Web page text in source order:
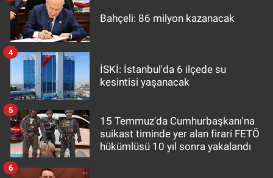
Bahçeli: 86 milyon kazanacak
İSKİ: İstanbul'da 6 ilçede su
kesintisi yaşanacak
4
15 Temmuz'da Cumhurbaşkanı'na
suikast timinde yer alan firari FETÖ
hükümlüsü 10 yıl sonra yakalandı
5
6